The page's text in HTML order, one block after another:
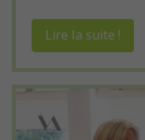
Lire la suite !